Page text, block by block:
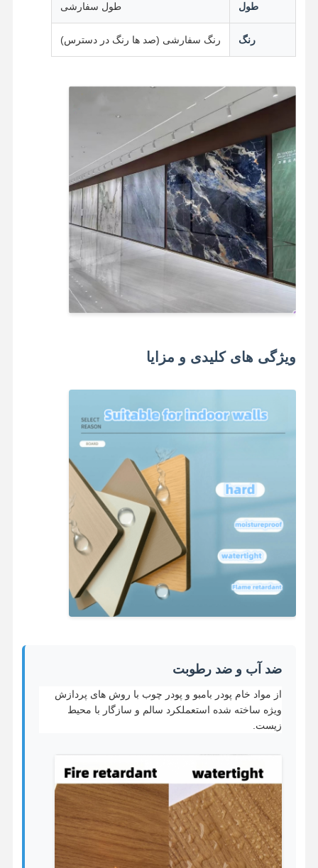
طول طول سفارشی
رنگ رنگ سفارشی (صد ها رنگ در دسترس)
ویژگی های کلیدی و مزایا
ضد آب و ضد رطوبت
از مواد خام پودر بامبو و پودر چوب با روش های پردازش
ویژه ساخته شده استعملکرد سالم و سازگار با محیط
زیست.